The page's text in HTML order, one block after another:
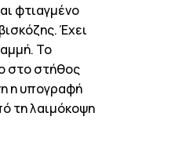
φτιαγμένο
Έχει
Το
στο στήθος
η υπογραφή
τη λαιμόκοψη